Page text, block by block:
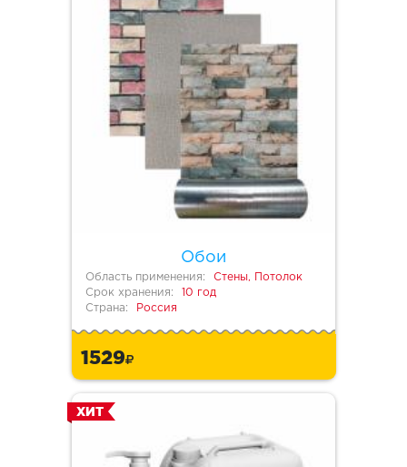
Обои
Область применения:
Стены, Потолок
Срок хранения:
10 год
Страна:
Россия
1529
ХИТ